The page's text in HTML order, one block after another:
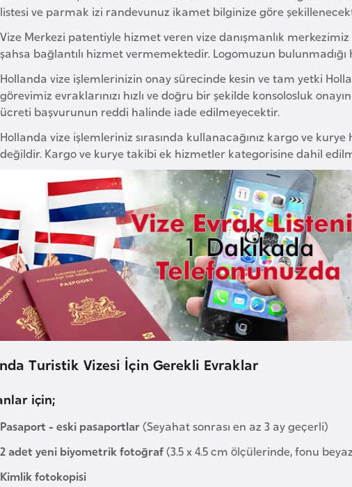
listesi ve parmak izi randevunuz ikamet bilginize göre
Vize Merkezi patentiyle hizmet veren vize danışmanlık
şahsa bağlantılı hizmet vermemektedir. Logomuzun
Hollanda vize işlemlerinizin onay sürecinde kesin ve tam yetki
görevimiz evraklarınızı hızlı ve doğru bir şekilde konsolosluk
ücreti başvurunun reddi halinde iade edilmeyecektir.
Hollanda vize işlemleriniz sırasında kullanacağınız kargo ve
değildir. Kargo ve kurye takibi ek hizmetler kategorisine dahil
Turistik Vizesi İçin Gerekli Evraklar
için;
Pasaport - eski pasaportlar(Seyahat sonrası en az 3 ay geçerli)
2 adet yeni biyometrik fotoğraf(3.5 x 4.5 cm ölçülerinde, fonu
Kimlik fotokopisi